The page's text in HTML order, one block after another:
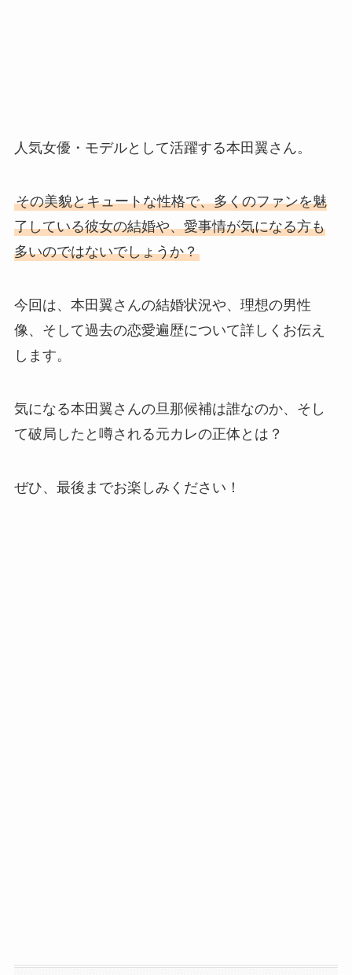
人気女優・モデルとして活躍する本田翼さん。
その美貌とキュートな性格で、多くのファンを魅
了している彼女の結婚や、愛事情が気になる方も
多いのではないでしょうか？
今回は、本田翼さんの結婚状況や、理想の男性
像、そして過去の恋愛遍歴について詳しくお伝え
します。
気になる本田翼さんの旦那候補は誰なのか、そし
て破局したと噂される元カレの正体とは？
ぜひ、最後までお楽しみください！